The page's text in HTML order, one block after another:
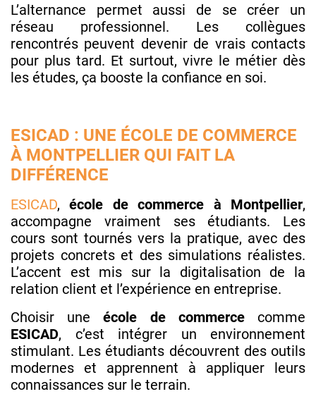
L’alternance permet aussi de se créer un
réseau professionnel. Les collègues
rencontrés peuvent devenir de vrais contacts
pour plus tard. Et surtout, vivre le métier dès
les études, ça booste la confiance en soi.
ESICAD : UNE ÉCOLE DE COMMERCE
À MONTPELLIER QUI FAIT LA
DIFFÉRENCE
ESICAD,école de commerce à Montpellier,
accompagne vraiment ses étudiants. Les
cours sont tournés vers la pratique, avec des
projets concrets et des simulations réalistes.
L’accent est mis sur la digitalisation de la
relation client et l’expérience en entreprise.
Choisir uneécole de commercecomme
ESICAD, c’est intégrer un environnement
stimulant. Les étudiants découvrent des outils
modernes et apprennent à appliquer leurs
connaissances sur le terrain.